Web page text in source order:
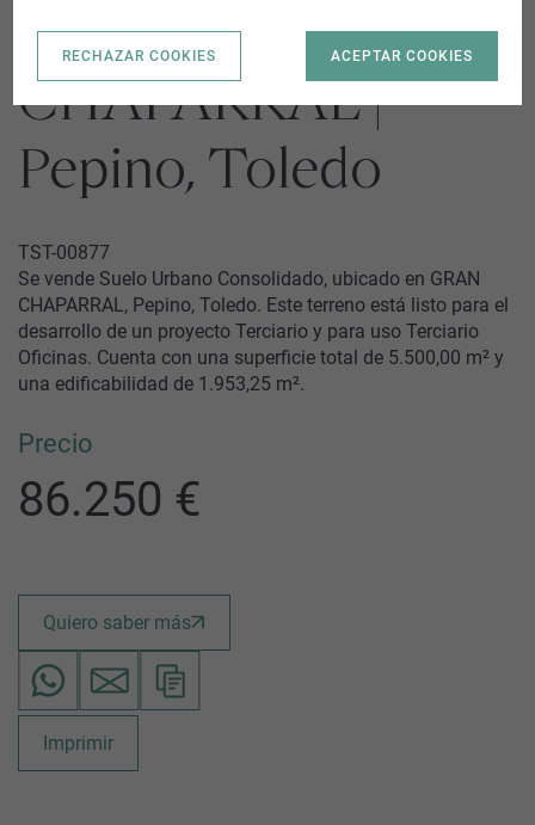
GRAN
CHAPARRAL |
Pepino, Toledo
TST-00877
Se vende Suelo Urbano Consolidado, ubicado en GRAN
CHAPARRAL, Pepino, Toledo. Este terreno está listo para el
desarrollo de un proyecto Terciario y para uso Terciario
Oficinas. Cuenta con una superficie total de 5.500,00 m² y
una edificabilidad de 1.953,25 m².
Precio
86.250 €
Quiero saber más
Imprimir
RECHAZAR COOKIES ACEPTAR COOKIES